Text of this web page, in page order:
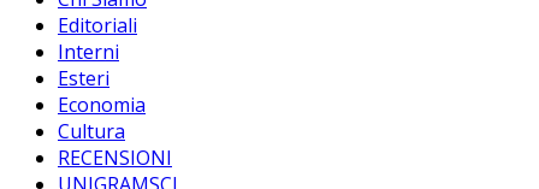
Editoriali
Interni
Esteri
Economia
Cultura
RECENSIONI